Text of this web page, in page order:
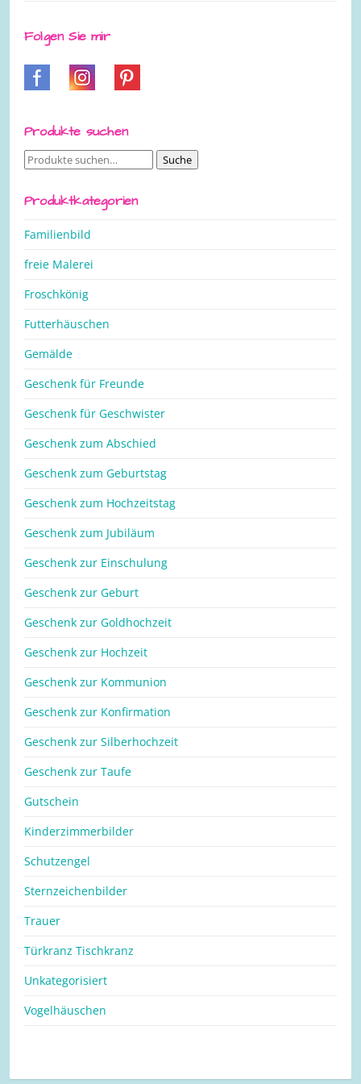
Folgen Sie mir
Produkte suchen
Suche
Suche
Produktkategorien
Familienbild
freie Malerei
Froschkönig
Futterhäuschen
Gemälde
Geschenk für Freunde
Geschenk für Geschwister
Geschenk zum Abschied
Geschenk zum Geburtstag
Geschenk zum Hochzeitstag
Geschenk zum Jubiläum
Geschenk zur Einschulung
Geschenk zur Geburt
Geschenk zur Goldhochzeit
Geschenk zur Hochzeit
Geschenk zur Kommunion
Geschenk zur Konfirmation
Geschenk zur Silberhochzeit
Geschenk zur Taufe
Gutschein
Kinderzimmerbilder
Schutzengel
Sternzeichenbilder
Trauer
Türkranz Tischkranz
Unkategorisiert
Vogelhäuschen